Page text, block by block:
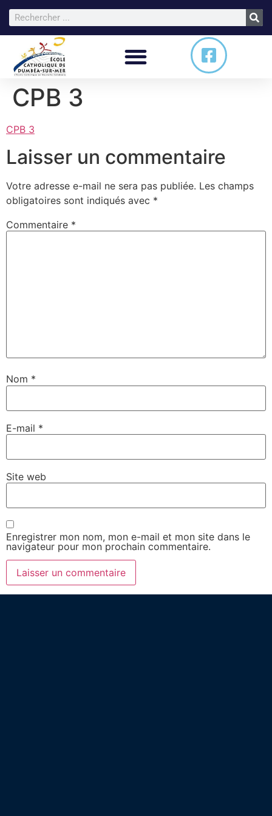
CPB 3
CPB 3
Laisser un commentaire
Votre adresse e-mail ne sera pas publiée. Les champs
obligatoires sont indiqués avec *
Commentaire *
Nom *
E-mail *
Site web
Enregistrer mon nom, mon e-mail et mon site dans le
navigateur pour mon prochain commentaire.